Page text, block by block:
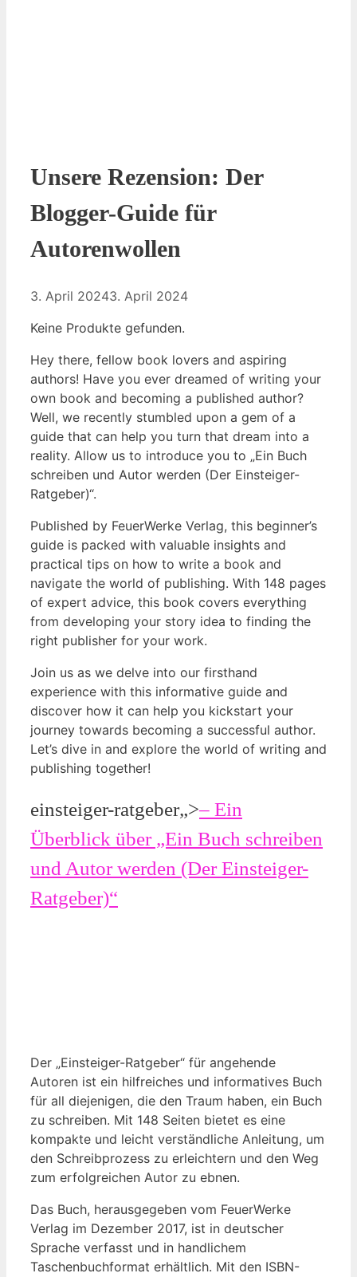
Unsere Rezension: Der
Blogger-Guide für
Autorenwollen
3. April 20243. April 2024
Keine Produkte gefunden.
Hey there, fellow book lovers and aspiring
authors! Have you ever dreamed of writing your
own book and becoming a published author?
Well, we recently stumbled upon a gem of a
guide that can help you turn that dream into a
reality. Allow us to introduce you to „Ein Buch
schreiben und Autor werden (Der Einsteiger-
Ratgeber)“.
Published by FeuerWerke Verlag, this beginner’s
guide is packed with valuable insights and
practical tips on how to write a book and
navigate the world of publishing. With 148 pages
of expert advice, this book covers everything
from developing your story idea to finding the
right publisher for your work.
Join us as we delve into our firsthand
experience with this informative guide and
discover how it can help you kickstart your
journey towards becoming a successful author.
Let’s dive in and explore the world of writing and
publishing together!
einsteiger-ratgeber„>– Ein
Überblick über „Ein Buch schreiben
und Autor werden (Der Einsteiger-
Ratgeber)“
Der „Einsteiger-Ratgeber“ für angehende
Autoren ist ein hilfreiches und informatives Buch
für all diejenigen, die den Traum haben, ein Buch
zu schreiben. Mit 148 Seiten bietet es eine
kompakte und leicht verständliche Anleitung, um
den Schreibprozess zu erleichtern und den Weg
zum erfolgreichen Autor zu ebnen.
Das Buch, herausgegeben vom FeuerWerke
Verlag im Dezember 2017, ist in deutscher
Sprache verfasst und in handlichem
Taschenbuchformat erhältlich. Mit den ISBN-